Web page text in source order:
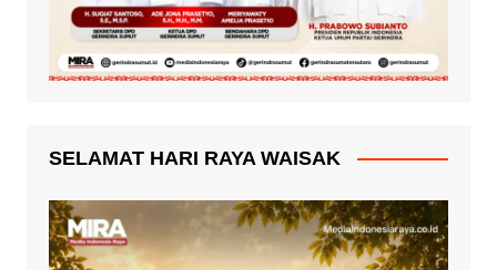
SELAMAT HARI RAYA WAISAK